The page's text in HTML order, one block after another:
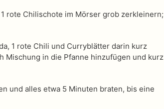
rote Chilischote im Mörser grob zerkleinern;
1 rote Chili und Curryblätter darin kurz
Mischung in die Pfanne hinzufügen und kurz
und alles etwa 5 Minuten braten, bis eine